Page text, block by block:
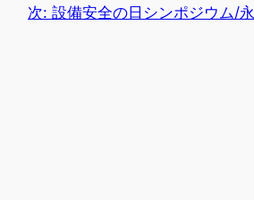
次: 設備安全の日シンポジウム/